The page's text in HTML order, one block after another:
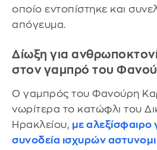
οποίο εντοπίστηκε και
απόγευμα.
Δίωξη για
στον γαμπρό του
Ο γαμπρός του Φανούρη
νωρίτερα το κατώφλι του
Ηρακλείου, με αλεξίσφαιρο
συνοδεία ισχυρών